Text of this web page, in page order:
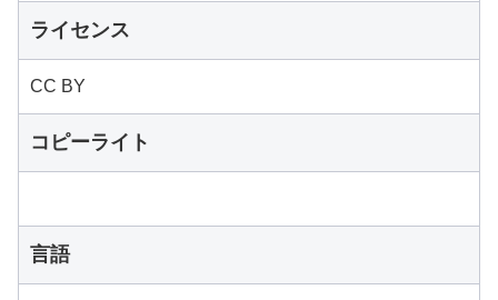
ライセンス
CC BY
コピーライト
言語